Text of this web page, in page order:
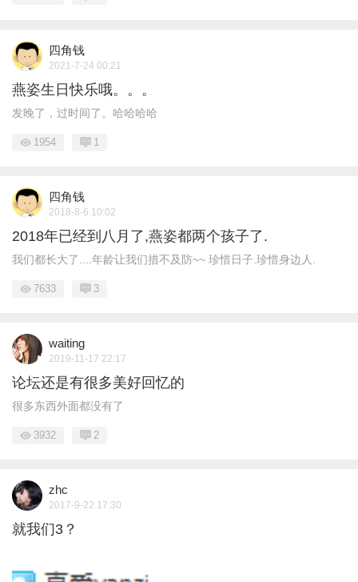
四角钱
2021-7-24 00:21
燕姿生日快乐哦。。。
发晚了，过时间了。哈哈哈哈
1954 1
四角钱
2018-8-6 10:02
2018年已经到八月了,燕姿都两个孩子了.
我们都长大了....年龄让我们措不及防~~ 珍惜日子.珍惜身边人.
7633 3
waiting
2019-11-17 22:17
论坛还是有很多美好回忆的
很多东西外面都没有了
3932 2
zhc
2017-9-22 17:30
就我们3？